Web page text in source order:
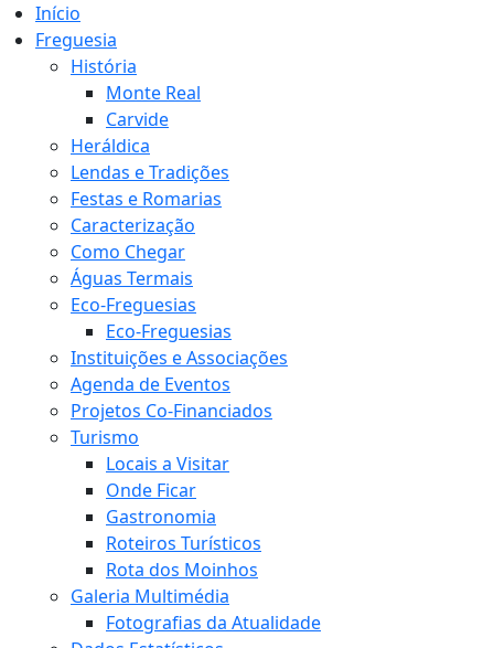
Início
Freguesia
História
Monte Real
Carvide
Heráldica
Lendas e Tradições
Festas e Romarias
Caracterização
Como Chegar
Águas Termais
Eco-Freguesias
Eco-Freguesias
Instituições e Associações
Agenda de Eventos
Projetos Co-Financiados
Turismo
Locais a Visitar
Onde Ficar
Gastronomia
Roteiros Turísticos
Rota dos Moinhos
Galeria Multimédia
Fotografias da Atualidade